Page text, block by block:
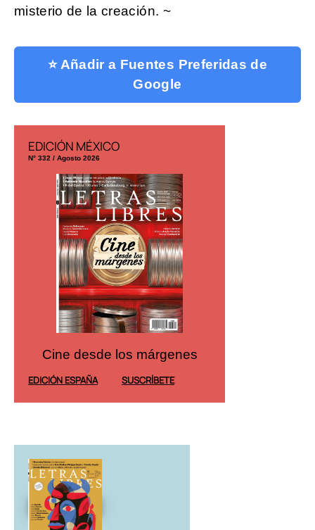
misterio de la creación. ~
⭐ Añadir a Fuentes Preferidas de
Google
EDICIÓN MÉXICO
N° 332 / Agosto 2026
Cine desde los márgenes
EDICIÓN ESPAÑA SUSCRÍBETE